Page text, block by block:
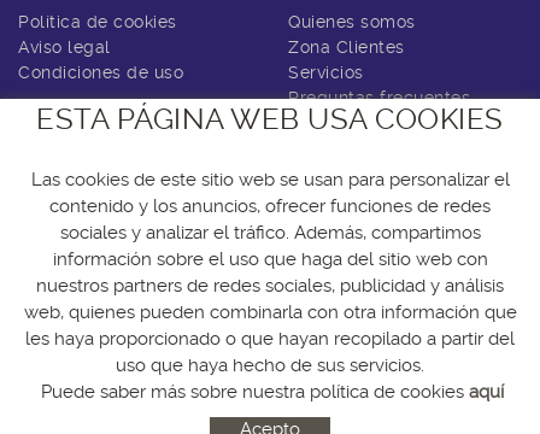
Política de cookies
Aviso legal
Condiciones de uso
Quienes somos
Zona Clientes
Servicios
Preguntas frecuentes
Contacto
C/Puentedey, 25
28051 Madrid
914945151 646680411
info@workmanager.es
CENTRO DE CÁLCULO DE TOMELLOSO
ESTA PÁGINA WEB USA COOKIES
Las cookies de este sitio web se usan para personalizar el
contenido y los anuncios, ofrecer funciones de redes
sociales y analizar el tráfico. Además, compartimos
información sobre el uso que haga del sitio web con
nuestros partners de redes sociales, publicidad y análisis
web, quienes pueden combinarla con otra información que
les haya proporcionado o que hayan recopilado a partir del
uso que haya hecho de sus servicios.
Puede saber más sobre nuestra política de cookies aquí
Acepto